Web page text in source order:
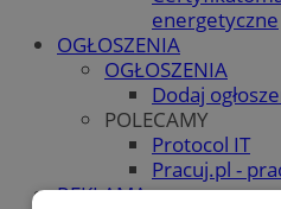
energetyczne
OGŁOSZENIA
OGŁOSZENIA
Dodaj
POLECAMY
Protocol IT
Pracuj.pl -
REKLAMA